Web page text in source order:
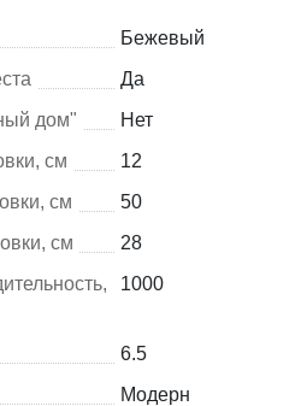
Бежевый
Да
дом"
Нет
см
12
см
50
см
28
1000
6.5
Модерн